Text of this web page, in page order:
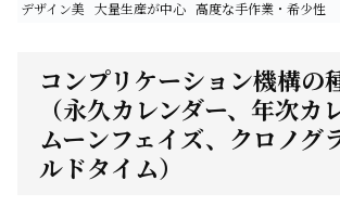
デザイン美 大量生産が中心 高度な手作業・希少性
コンプリケーション機構の
（永久カレンダー、年次カ
ムーンフェイズ、クロノグ
ルドタイム）